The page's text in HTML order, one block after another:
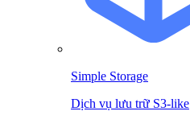
Simple Storage
Dịch vụ lưu trữ S3-like